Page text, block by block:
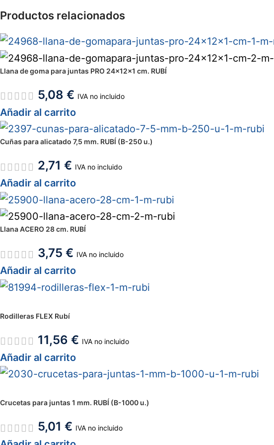
Productos relacionados
Llana de goma para juntas PRO 24x12x1 cm. RUBÍ
5,08 € IVA no incluido
Añadir al carrito
Cuñas para alicatado 7,5 mm. RUBÍ (B-250 u.)
2,71 € IVA no incluido
Añadir al carrito
Llana ACERO 28 cm. RUBÍ
3,75 € IVA no incluido
Añadir al carrito
Rodilleras FLEX Rubí
11,56 € IVA no incluido
Añadir al carrito
Crucetas para juntas 1 mm. RUBÍ (B-1000 u.)
5,01 € IVA no incluido